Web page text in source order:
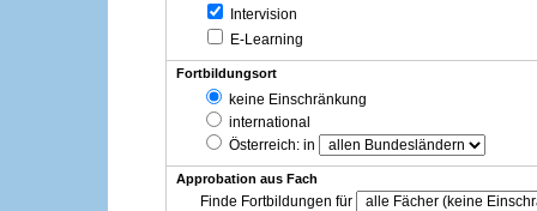
Intervision
E-Learning
Fortbildungsort
keine Einschränkung
international
Österreich: in
Approbation aus Fach
Finde Fortbildungen für